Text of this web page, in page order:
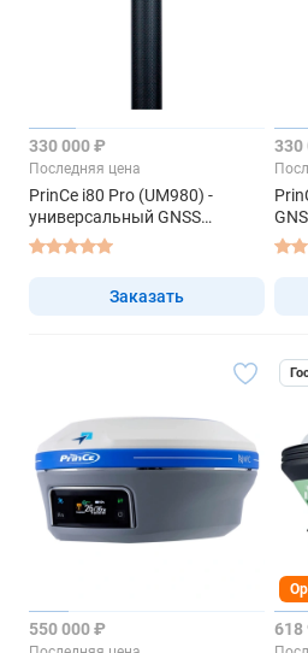
330 000 ₽
Последняя цена
PrinCe i80 Pro (UM980) -
универсальный GNSS
приемник
Заказать
330
550 000 ₽ 618